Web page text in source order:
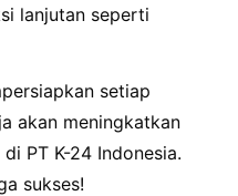
lanjutan seperti
setiap
akan meningkatkan
PT K-24 Indonesia.
sukses!